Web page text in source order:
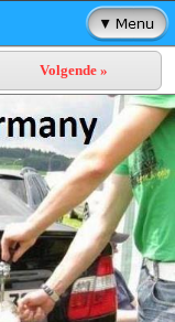
Volgende »